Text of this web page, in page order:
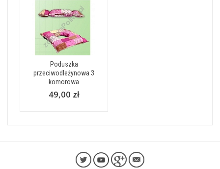
Poduszka
przeciwodleżynowa 3
komorowa
49,00 zł